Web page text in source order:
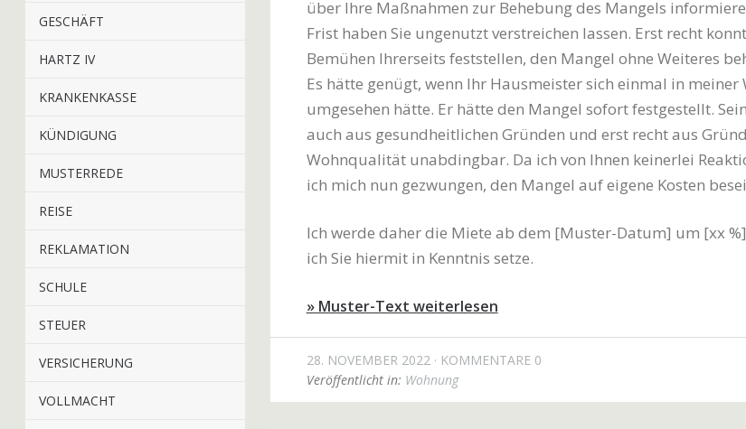
GESCHÄFT
HARTZ IV
KRANKENKASSE
KÜNDIGUNG
MUSTERREDE
REISE
REKLAMATION
SCHULE
STEUER
VERSICHERUNG
VOLLMACHT
über Ihre Maßnahmen zur Behebung des Mangels
Frist haben Sie ungenutzt verstreichen lassen. Erst recht
Bemühen Ihrerseits feststellen, den Mangel ohne Weiteres
Es hätte genügt, wenn Ihr Hausmeister sich einmal in meiner
umgesehen hätte. Er hätte den Mangel sofort festgestellt.
auch aus gesundheitlichen Gründen und erst recht aus
Wohnqualität unabdingbar. Da ich von Ihnen keinerlei
ich mich nun gezwungen, den Mangel auf eigene Kosten
Ich werde daher die Miete ab dem [Muster-Datum] um [xx
ich Sie hiermit in Kenntnis setze.
» Muster-Text weiterlesen
28. NOVEMBER 2022
KOMMENTARE 0
Veröffentlicht in: Wohnung